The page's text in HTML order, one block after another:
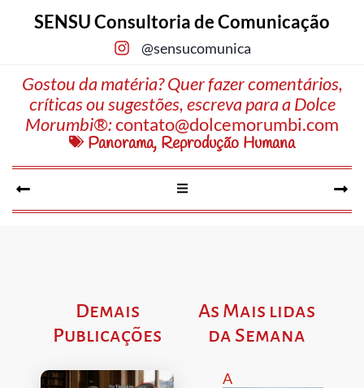
SENSU Consultoria de Comunicação
@sensucomunica
Gostou da matéria? Quer fazer comentários,
críticas ou sugestões, escreva para a Dolce
Morumbi®:contato@dolcemorumbi.com
Panorama, Reprodução Humana
Demais
Publicações
As Mais lidas
da Semana
A